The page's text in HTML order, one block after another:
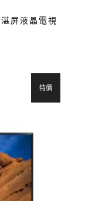
屏液晶電視
特價